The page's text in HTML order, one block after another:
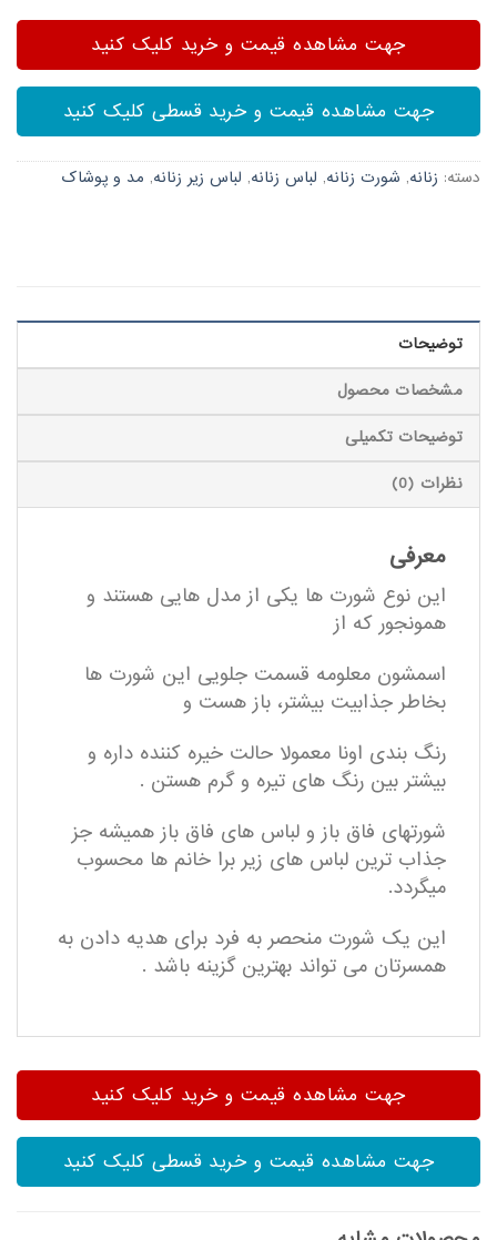
جهت مشاهده قیمت و خرید کلیک کنید
جهت مشاهده قیمت و خرید قسطی کلیک کنید
دسته: زنانه, شورت زنانه, لباس زنانه, لباس زیر زنانه, مد و پوشاک
توضیحات
مشخصات محصول
توضیحات تکمیلی
نظرات (0)
معرفی
این نوع شورت ها یکی از مدل هایی هستند و
همونجور که از
اسمشون معلومه قسمت جلویی این شورت ها
بخاطر جذابیت بیشتر، باز هست و
رنگ بندی اونا معمولا حالت خیره کننده داره و
بیشتر بین رنگ های تیره و گرم هستن .
شورتهای فاق باز و لباس های فاق باز همیشه جز
جذاب ترین لباس های زیر برا خانم ها محسوب
میگردد.
این یک شورت منحصر به فرد برای هدیه دادن به
همسرتان می تواند بهترین گزینه باشد .
جهت مشاهده قیمت و خرید کلیک کنید
جهت مشاهده قیمت و خرید قسطی کلیک کنید